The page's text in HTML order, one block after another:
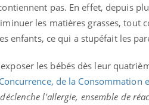
pas. En effet, depuis
les matières grasses, tout
enfants, ce qui a stupéfait les
les bébés dès leur
de la Consommation
l'allergie, ensemble de